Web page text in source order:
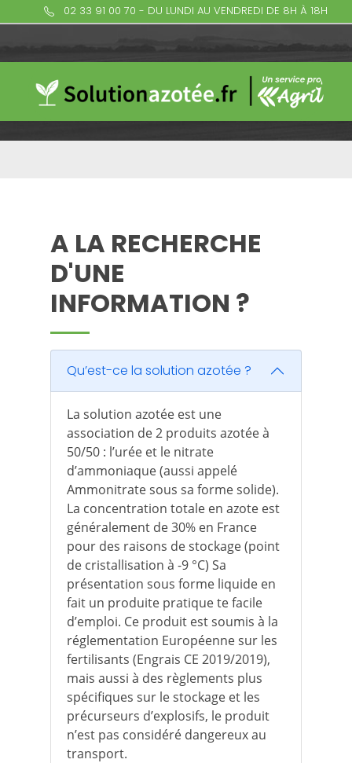
02 33 91 00 70 - DU LUNDI AU VENDREDI DE 8H À 18H
A LA RECHERCHE
D'UNE
INFORMATION ?
Qu’est-ce la solution azotée ?
La solution azotée est une
association de 2 produits azotée à
50/50 : l’urée et le nitrate
d’ammoniaque (aussi appelé
Ammonitrate sous sa forme solide).
La concentration totale en azote est
généralement de 30% en France
pour des raisons de stockage (point
de cristallisation à -9 °C) Sa
présentation sous forme liquide en
fait un produite pratique te facile
d’emploi. Ce produit est soumis à la
réglementation Européenne sur les
fertilisants (Engrais CE 2019/2019),
mais aussi à des règlements plus
spécifiques sur le stockage et les
précurseurs d’explosifs, le produit
n’est pas considéré dangereux au
transport.